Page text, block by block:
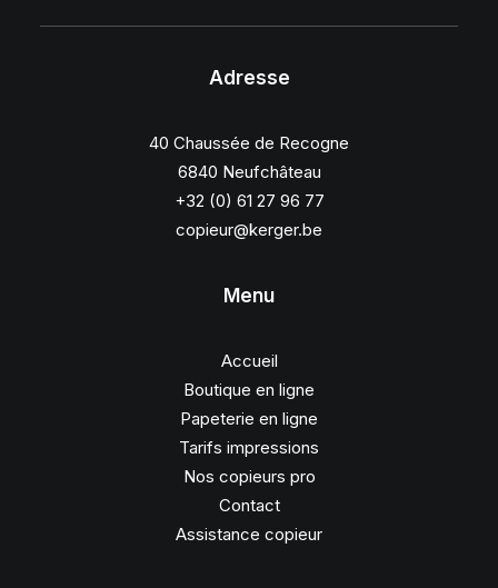
Adresse
40 Chaussée de Recogne
6840 Neufchâteau
+32 (0) 61 27 96 77
copieur@kerger.be
Menu
Accueil
Boutique en ligne
Papeterie en ligne
Tarifs impressions
Nos copieurs pro
Contact
Assistance copieur